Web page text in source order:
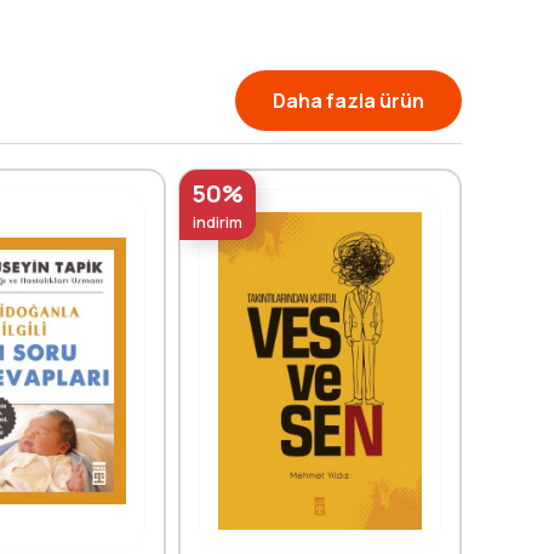
Daha fazla ürün
50%
indirim